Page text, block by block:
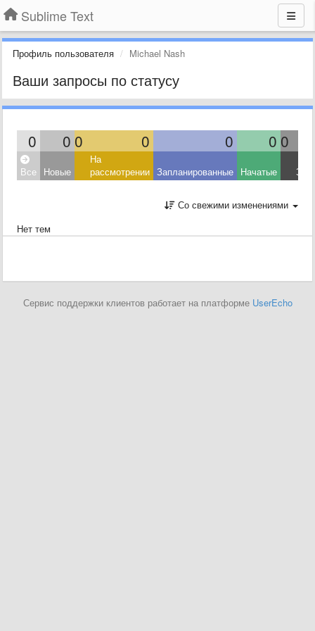
Sublime Text
Профиль пользователя Michael Nash
Ваши запросы по статусу
0 0 0 0 0 0 0
Все Новые
На
рассмотрении Запланированные Начатые
Со свежими изменениями
Нет тем
Сервис поддержки клиентов работает на платформе UserEcho